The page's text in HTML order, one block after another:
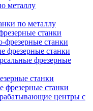
металлу
по металлу
станки
фрезерные станки
фрезерные станки
фрезерные
станки
фрезерные станки
центры с